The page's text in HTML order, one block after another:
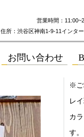
営業時間：
住所：渋谷区神南1-9-11インタ
※ご
レ
カ
す。